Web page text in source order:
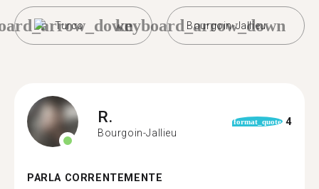
Turco Bourgoin-Jallieu
keyboard_arrow_down
R.
Bourgoin-Jallieu
format_quote 4
PARLA CORRENTEMENTE